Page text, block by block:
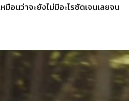
อนว่าจะยังไม่มีอะไรชัดเจนเลยจน